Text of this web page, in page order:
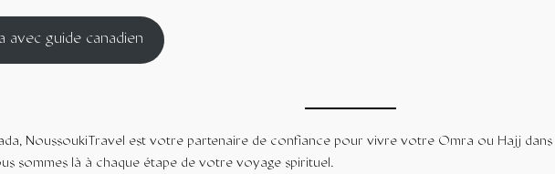
avec guide canadien
NoussoukiTravel est votre partenaire de confiance pour vivre votre Omra ou Hajj
sommes là à chaque étape de votre voyage spirituel.